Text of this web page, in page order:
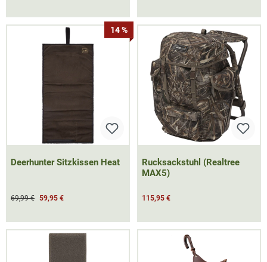
14 %
Deerhunter Sitzkissen Heat
69,99 € 59,95 €
Rucksackstuhl (Realtree
MAX5)
115,95 €